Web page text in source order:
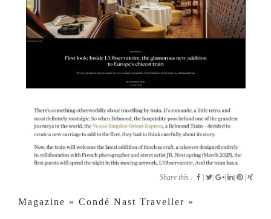
Share this : |
Magazine « Condé Nast Traveller »